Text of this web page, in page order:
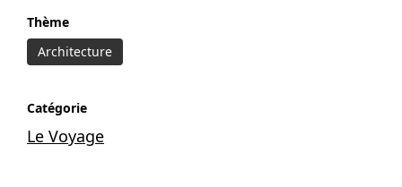
Thème
Architecture
Catégorie
Le Voyage